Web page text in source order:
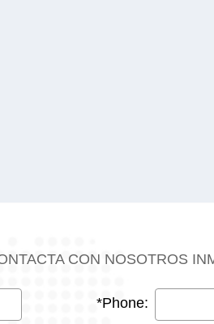
CON NOSOTROS
*Phone: